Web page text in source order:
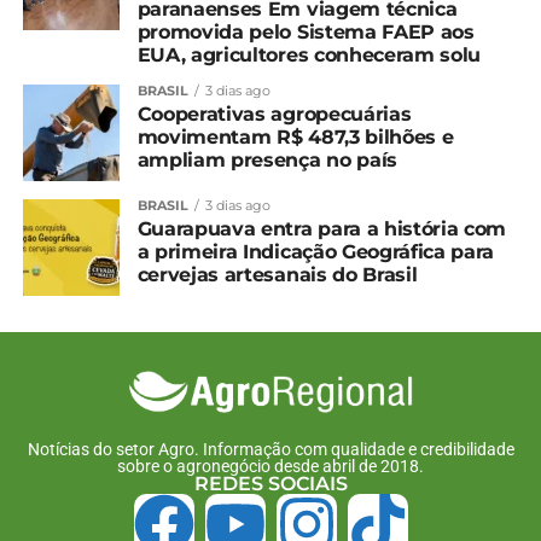
Paraná alavanca
industrialização da soja
no Brasil
24 de setembro, 2024
Em "Paraná"
Paraná lança fundo
inédito no Brasil para
financiar até R$ 2 bilhões
ao agro
3 de abril, 2025
Em "Paraná"
Cooperativas do PR vão
investir R$ 9,2 bilhões em
13 de fevereiro, 2025
Regulamentação de bioinsumos é aprovada
no Senado e vai à sanção
paranaenses Em viagem técnica
promovida pelo Sistema FAEP aos
EUA, agricultores conheceram solu
BRASIL 3 dias ago
Cooperativas agropecuárias
movimentam R$ 487,3 bilhões e
ampliam presença no país
BRASIL 3 dias ago
Guarapuava entra para a história com
a primeira Indicação Geográfica para
cervejas artesanais do Brasil
Notícias do setor Agro. Informação com qualidade e credibilidade
sobre o agronegócio desde abril de 2018.
REDES SOCIAIS